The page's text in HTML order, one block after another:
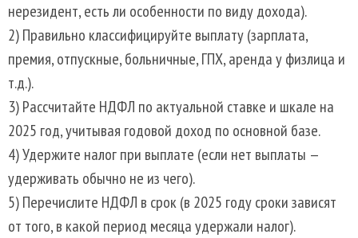
нерезидент, есть ли особенности по виду дохода).
2) Правильно классифицируйте выплату (зарплата,
премия, отпускные, больничные, ГПХ, аренда у физлица и
т.д.).
3) Рассчитайте НДФЛ по актуальной ставке и шкале на
2025 год, учитывая годовой доход по основной базе.
4) Удержите налог при выплате (если нет выплаты —
удерживать обычно не из чего).
5) Перечислите НДФЛ в срок (в 2025 году сроки зависят
от того, в какой период месяца удержали налог).